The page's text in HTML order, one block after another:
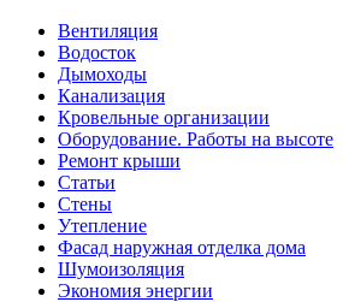
Вентиляция
Водосток
Дымоходы
Канализация
Кровельные организации
Оборудование. Работы на высоте
Ремонт крыши
Статьи
Стены
Утепление
Фасад наружная отделка дома
Шумоизоляция
Экономия энергии